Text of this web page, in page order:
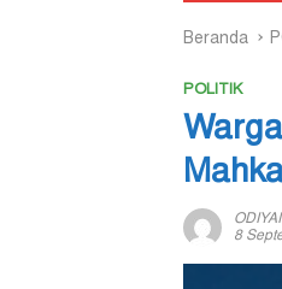
Beranda
POLITIK
8